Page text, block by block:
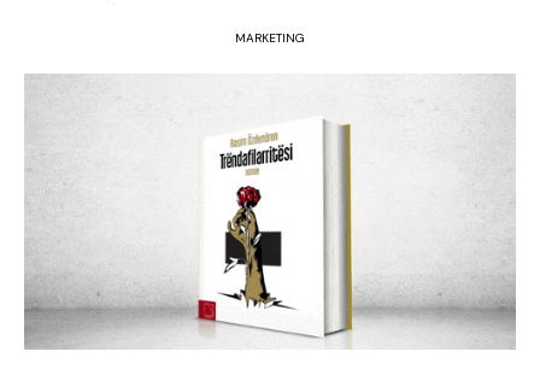
MARKETING